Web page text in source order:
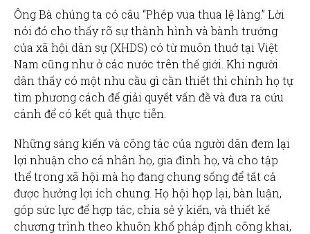
Ông Bà chúng ta có câu “Phép vua thua lệ làng.” Lời
nói đó cho thấy rõ sự thành hình và bành trướng
của xã hội dân sự (XHDS) có từ muôn thuở tại Việt
Nam cũng như ở các nước trên thế giới. Khi người
dân thấy có một nhu cầu gì cần thiết thì chính họ tự
tìm phương cách để giải quyết vấn đề và đưa ra cứu
cánh để có kết quả thực tiễn.
Những sáng kiến và công tác của người dân đem lại
lợi nhuận cho cá nhân họ, gia đình họ, và cho tập
thể trong xã hội mà họ đang chung sống để tất cả
được hưởng lợi ích chung. Họ hội họp lại, bàn luận,
góp sức lực để hợp tác, chia sẻ ý kiến, và thiết kế
chương trình theo khuôn khổ pháp định công khai,